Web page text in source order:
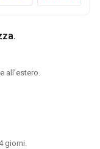
all’estero.
giorni.